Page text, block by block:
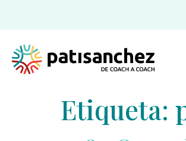
Etiqueta: